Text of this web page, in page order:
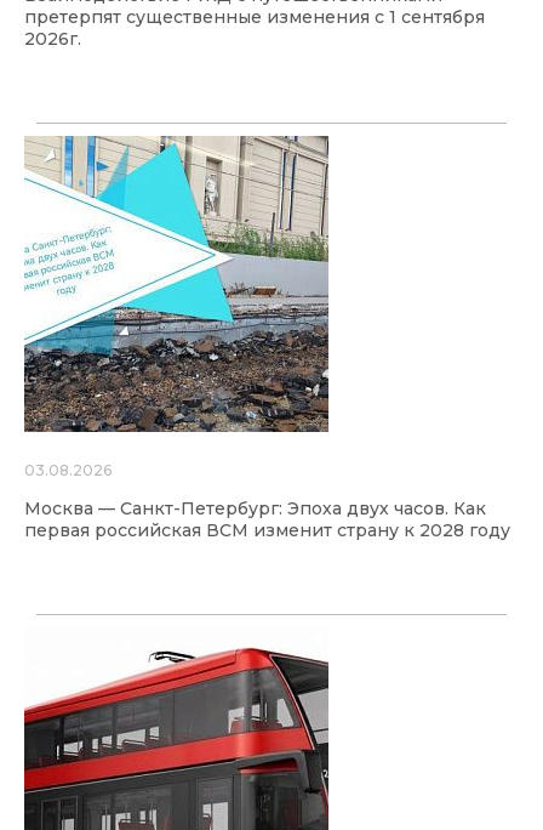
претерпят существенные изменения с 1 сентября
2026г.
03.08.2026
Москва — Санкт-Петербург: Эпоха двух часов. Как
первая российская ВСМ изменит страну к 2028 году